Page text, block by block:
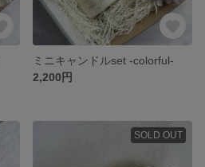
ミニキャンドルset -colorful-
2,200円
SOLD OUT